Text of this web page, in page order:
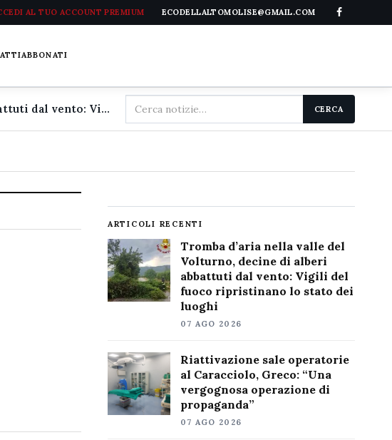
AL TUO ACCOUNT PREMIUM ECODELLALTOMOLISE@GMAIL.COM
ABBONATI
Tromba d'aria nella valle del Volturno, decine di alberi abbattuti dal vento: Vigili del fuoco ripristinano lo stato dei luoghi
Cerca
nel
CERCA
ARTICOLI RECENTI
Tromba d’aria nella valle del
Volturno, decine di alberi
abbattuti dal vento: Vigili del
fuoco ripristinano lo stato dei
luoghi
07 AGO 2026
Riattivazione sale operatorie
al Caracciolo, Greco: “Una
vergognosa operazione di
propaganda”
07 AGO 2026